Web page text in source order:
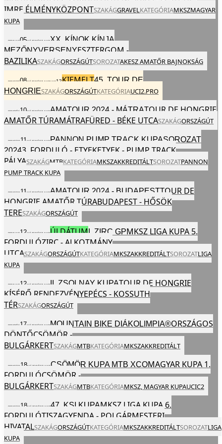
IMRE ÉLMÉNYKÖZPONTSZAKÁGGRAVELKATEGÓRIAMKSZMAGYAR
KUPA
2024VAS05MÁJEGÉSZ NAPXX. KÍNOK KÍNJA
MEZŐNYVERSENYESZTERGOM -
BAZILIKASZAKÁGORSZÁGÚTSOROZATAKESZ AMATŐR BAJNOKSÁG
2024SZE08MÁJEGÉSZ NAPVAS12KIEMELT45. TOUR DE
HONGRIESZAKÁGORSZÁGÚTKATEGÓRIAUCI2.PRO
2024PÉN10MÁJEGÉSZ NAPAMATOUR 2024 - MÁTRATOUR DE HONGRIE
AMATŐR TÚRAMÁTRAFÜRED - BÉKE UTCASZAKÁGORSZÁGÚT
2024SZO 11 MÁJEGÉSZ NAPPANNON PUMP TRACK KUPASOROZAT
20243. FORDULÓ - ETYEKETYEK - PUMP TRACK
PÁLYASZAKÁGMTBKATEGÓRIAMKSZAKKREDITÁLTSOROZATPANNON
PUMP TRACK KUPA
2024SZO 11 MÁJEGÉSZ NAPAMATOUR 2024 - BUDAPESTTOUR DE
HONGRIE AMATŐR TÚRABUDAPEST - HŐSÖK
TERESZAKÁGORSZÁGÚT
2024VAS12MÁJEGÉSZ NAPÚJ DÁTUMI. ZIRC GPMKSZ LIGA KUPA 5.
FORDULÓZIRC - ALKOTMÁNY
UTCASZAKÁGORSZÁGÚTKATEGÓRIAMKSZAKKREDITÁLTSOROZATLIGA
KUPA
2024VAS12MÁJEGÉSZ NAPII. ZSOLNAY KUPATOUR DE HONGRIE
KÍSÉRŐ RENDEZVÉNYEPÉCS - KOSSUTH
TÉRSZAKÁGORSZÁGÚT
2024PÉN17MÁJEGÉSZ NAPMOUNTAIN BIKE DIÁKOLIMPIA®ORSZÁGOS
DÖNTŐCSÖMÖR -
BULGÁRKERTSZAKÁGMTBKATEGÓRIAMKSZAKKREDITÁLT
2024SZO 18MÁJEGÉSZ NAPCSÖMÖR KUPA MTB XCOMAGYAR KUPA 1.
FORDULÓCSÖMÖR -
BULGÁRKERTSZAKÁGMTBKATEGÓRIAMKSZ, MAGYAR KUPAUCIC2
2024SZO 18MÁJEGÉSZ NAP47. KSI KUPAMKSZ LIGA KUPA 6.
FORDULÓTISZAGYENDA - POLGÁRMESTERI
HIVATALSZAKÁGORSZÁGÚTKATEGÓRIAMKSZAKKREDITÁLTSOROZATLIGA
KUPA